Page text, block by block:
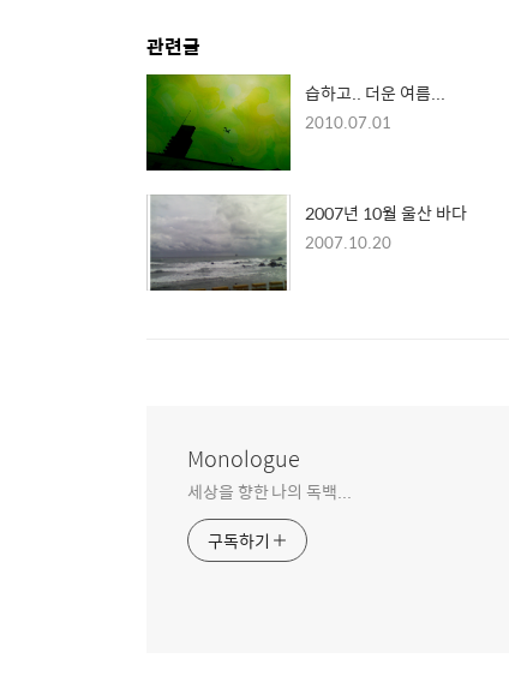
관련글
습하고.. 더운 여름...
2010.07.01
2007년 10월 울산 바다
2007.10.20
Monologue
세상을 향한 나의 독백...
구독하기